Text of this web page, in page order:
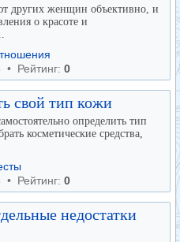
других женщин объективно, и
о красоте и
• Рейтинг: 0
свой тип кожи
определить тип
косметические средства,
• Рейтинг: 0
недостатки